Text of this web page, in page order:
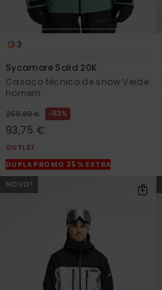
3
Sycamore Solid 20K
Casaco técnico de snow Verde
homem
250,00 € 63%
93,75 €
OUTLET
DUPLA PROMO 25% EXTRA
NOVO!